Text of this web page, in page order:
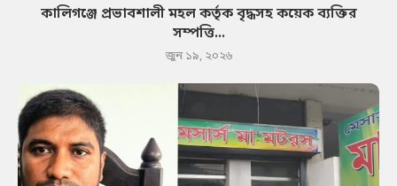
কালিগঞ্জে প্রভাবশালী মহল কর্তৃক বৃদ্ধসহ কয়েক ব্যক্তির
সম্পত্তি...
জুন ১৯, ২০২৬